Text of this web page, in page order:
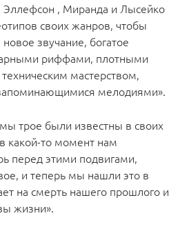
Эллефсон , Миранда и Лысейко
своих жанров, чтобы
звучание, богатое
риффами, плотными
мастерством,
мелодиями».
трое были известны в своих
какой-то момент нам
перед этими подвигами,
и теперь мы нашли это в
на смерть нашего прошлого и
жизни».